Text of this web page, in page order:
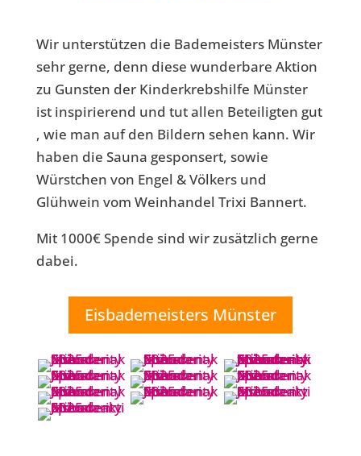
Wir unterstützen die Bademeisters Münster
sehr gerne, denn diese wunderbare Aktion
zu Gunsten der Kinderkrebshilfe Münster
ist inspirierend und tut allen Beteiligten gut
, wie man auf den Bildern sehen kann. Wir
haben die Sauna gesponsert, sowie
Würstchen von Engel & Völkers und
Glühwein vom Weinhandel Trixi Bannert.
Mit 1000€ Spende sind wir zusätzlich gerne
dabei.
Eisbademeisters Münster